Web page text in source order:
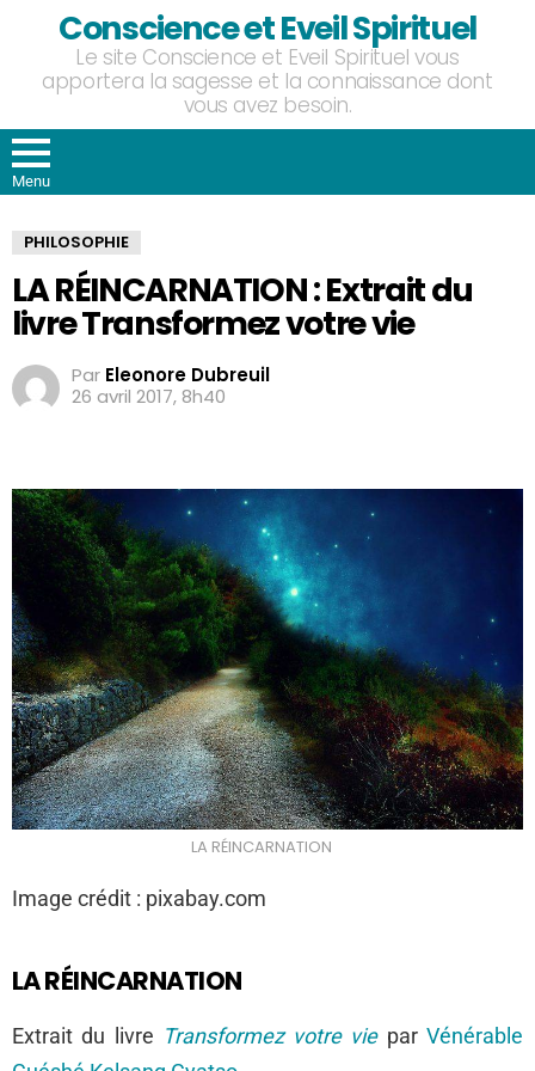
Conscience et Eveil Spirituel
Le site Conscience et Eveil Spirituel vous
apportera la sagesse et la connaissance dont
vous avez besoin.
Menu
PHILOSOPHIE
LA RÉINCARNATION : Extrait du
livre Transformez votre vie
Par Eleonore Dubreuil
26 avril 2017, 8h40
LA RÉINCARNATION
Image crédit : pixabay.com
LA RÉINCARNATION
Extrait du livre Transformez votre vieparVénérable